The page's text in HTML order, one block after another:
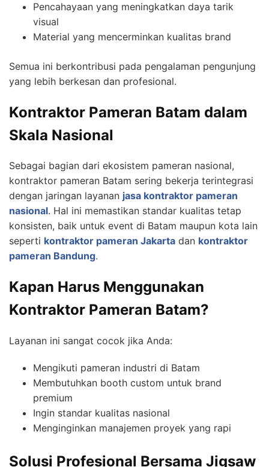
Pencahayaan yang meningkatkan daya tarik
visual
Material yang mencerminkan kualitas brand
Semua ini berkontribusi pada pengalaman pengunjung
yang lebih berkesan dan profesional.
Kontraktor Pameran Batam dalam
Skala Nasional
Sebagai bagian dari ekosistem pameran nasional,
kontraktor pameran Batam sering bekerja terintegrasi
dengan jaringan layanan jasa kontraktor pameran
nasional. Hal ini memastikan standar kualitas tetap
konsisten, baik untuk event di Batam maupun kota lain
seperti kontraktor pameran Jakarta dan kontraktor
pameran Bandung.
Kapan Harus Menggunakan
Kontraktor Pameran Batam?
Layanan ini sangat cocok jika Anda:
Mengikuti pameran industri di Batam
Membutuhkan booth custom untuk brand
premium
Ingin standar kualitas nasional
Menginginkan manajemen proyek yang rapi
Solusi Profesional Bersama Jigsaw